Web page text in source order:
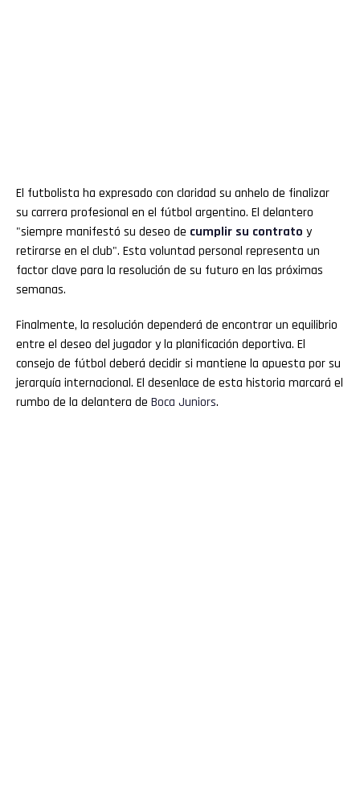
El futbolista ha expresado con claridad su anhelo de finalizar
su carrera profesional en el fútbol argentino. El delantero
"siempre manifestó su deseo de cumplir su contrato y
retirarse en el club". Esta voluntad personal representa un
factor clave para la resolución de su futuro en las próximas
semanas.
Finalmente, la resolución dependerá de encontrar un equilibrio
entre el deseo del jugador y la planificación deportiva. El
consejo de fútbol deberá decidir si mantiene la apuesta por su
jerarquía internacional. El desenlace de esta historia marcará el
rumbo de la delantera de Boca Juniors.